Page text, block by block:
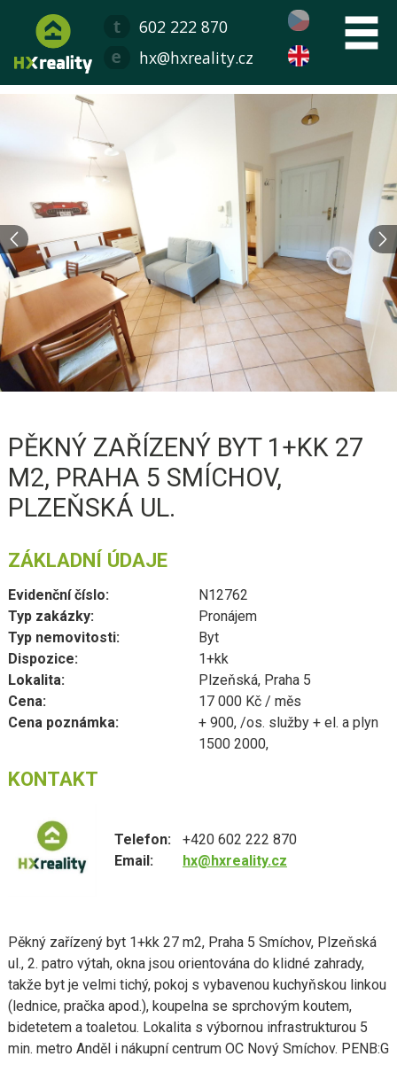
602 222 870
hx@hxreality.cz
PĚKNÝ ZAŘÍZENÝ BYT 1+KK 27
M2, PRAHA 5 SMÍCHOV,
PLZEŇSKÁ UL.
ZÁKLADNÍ ÚDAJE
Evidenční číslo:
N12762
Typ zakázky:
Pronájem
Typ nemovitosti:
Byt
Dispozice:
1+kk
Lokalita:
Plzeňská, Praha 5
Cena:
17 000 Kč / měs
Cena poznámka:
+ 900, /os. služby + el. a plyn
1500 2000,
KONTAKT
Telefon:
+420 602 222 870
Email:
hx@hxreality.cz
Pěkný zařízený byt 1+kk 27 m2, Praha 5 Smíchov, Plzeňská
ul., 2. patro výtah, okna jsou orientována do klidné zahrady,
takže byt je velmi tichý, pokoj s vybavenou kuchyňskou linkou
(lednice, pračka apod.), koupelna se sprchovým koutem,
bidetetem a toaletou. Lokalita s výbornou infrastrukturou 5
min. metro Anděl i nákupní centrum OC Nový Smíchov. PENB:G